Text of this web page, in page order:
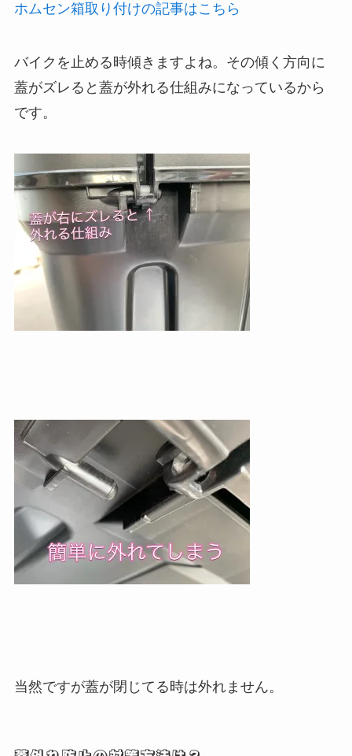
ホムセン箱取り付けの記事はこちら
バイクを止める時傾きますよね。その傾く方向に
蓋がズレると蓋が外れる仕組みになっているから
です。
当然ですが蓋が閉じてる時は外れません。